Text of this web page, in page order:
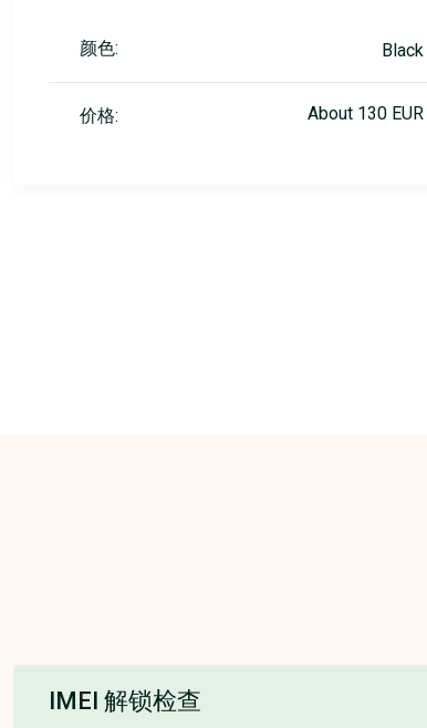
颜色: Black
价格: About 130 EUR
IMEI 解锁检查